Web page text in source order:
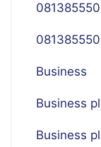
Business
Business
Business